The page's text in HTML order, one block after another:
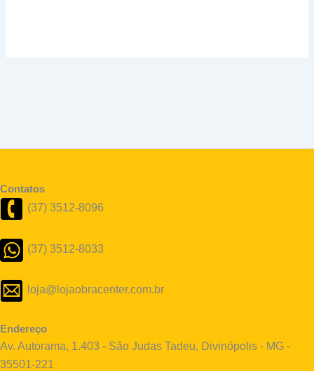
Contatos
(37) 3512-8096
(37) 3512-8033
loja@lojaobracenter.com.br
Endereço
Av. Autorama, 1.403 - São Judas Tadeu, Divinópolis - MG -
35501-221